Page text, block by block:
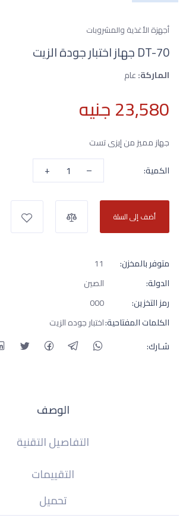
أجهزة الأغذية والمشروبات
DT-70 جهاز اختبار جودة الزيت
الماركة:عام
23,580 جنيه
جهاز مميز من إيزى تست
الكمية:
–
+
أضف إلى السلة
متوفر بالمخزن:
11
الدولة:
الصين
رمز التخزين:
000
الكلمات المفتاحية:اختبار جوده الزيت
شـارك:
الوصف
التفاصيل التقنية
التقييمات
تحميل